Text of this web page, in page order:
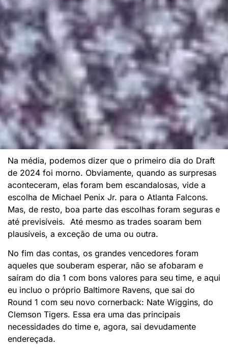
Na média, podemos dizer que o primeiro dia do Draft
de 2024 foi morno. Obviamente, quando as surpresas
aconteceram, elas foram bem escandalosas, vide a
escolha de Michael Penix Jr. para o Atlanta Falcons.
Mas, de resto, boa parte das escolhas foram seguras e
até previsíveis. Até mesmo as trades soaram bem
plausíveis, a exceção de uma ou outra.
No fim das contas, os grandes vencedores foram
aqueles que souberam esperar, não se afobaram e
saíram do dia 1 com bons valores para seu time, e aqui
eu incluo o próprio Baltimore Ravens, que sai do
Round 1 com seu novo cornerback: Nate Wiggins, do
Clemson Tigers. Essa era uma das principais
necessidades do time e, agora, sai devudamente
endereçada.